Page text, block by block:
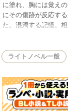
に塗れ、胸には覚え
にその傷跡が反応す
た。混濁する記憶。
が関連しているのか
商品にはイラストが収
ライトノベル一般